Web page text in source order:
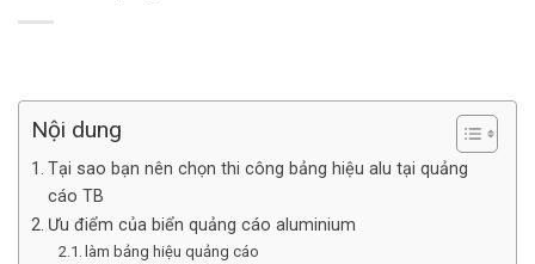
Nội dung
Tại sao bạn nên chọn thi công bảng hiệu alu tại quảng
cáo TB
Ưu điểm của biển quảng cáo aluminium
làm bảng hiệu quảng cáo